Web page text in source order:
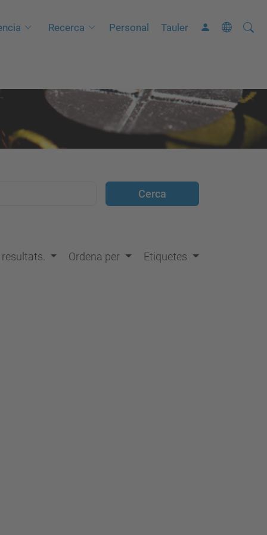
Recerca Personal Tauler Cerca
C
a
a
Ordena per Etiquetes